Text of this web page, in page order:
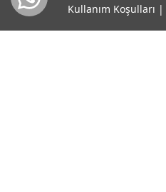
Kullanım Koşulları |